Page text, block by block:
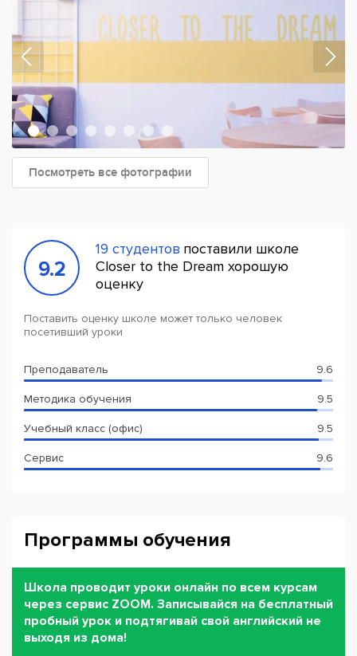
Посмотреть все фотографии
9.2
19 студентов поставили школе
Closer to the Dream хорошую
оценку
Поставить оценку школе может только человек
посетивший уроки
Преподаватель 9.6
Методика обучения 9.5
Учебный класс (офис) 9.5
Сервис 9.6
Программы обучения
Школа проводит уроки онлайн по всем курсам
через сервис ZOOM. Записывайся на бесплатный
пробный урок и подтягивай свой английский не
выходя из дома!